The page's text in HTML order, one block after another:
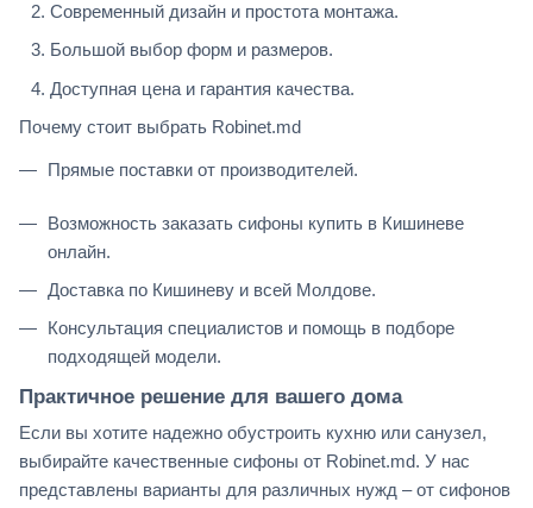
Современный дизайн и простота монтажа.
Большой выбор форм и размеров.
Доступная цена и гарантия качества.
Почему стоит выбрать Robinet.md
Прямые поставки от производителей.
Возможность заказать сифоны купить в Кишиневе
онлайн.
Доставка по Кишиневу и всей Молдове.
Консультация специалистов и помощь в подборе
подходящей модели.
Практичное решение для вашего дома
Если вы хотите надежно обустроить кухню или санузел,
выбирайте качественные сифоны от Robinet.md. У нас
представлены варианты для различных нужд – от сифонов